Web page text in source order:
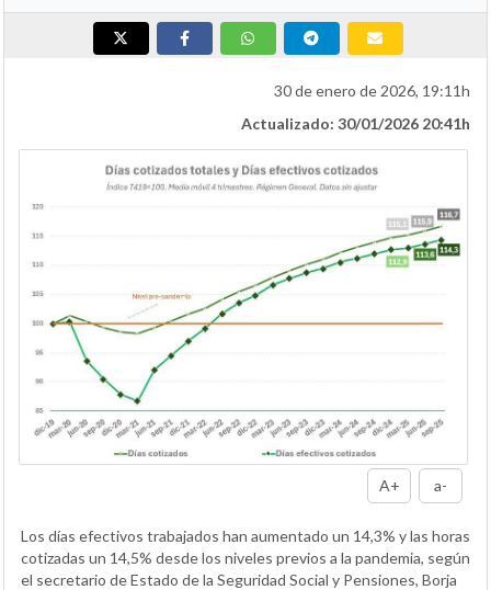
30 de enero de 2026, 19:11h
Actualizado: 30/01/2026 20:41h
A+ a-
Los días efectivos trabajados han aumentado un 14,3% y las horas
cotizadas un 14,5% desde los niveles previos a la pandemia, según
el secretario de Estado de la Seguridad Social y Pensiones, Borja